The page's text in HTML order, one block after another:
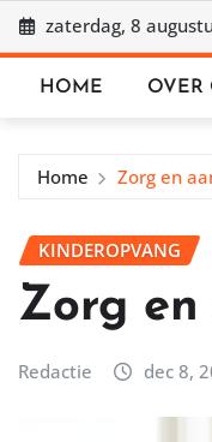
Ga
naar
zaterdag, 8
HOME OVER
Home Zorg en
KINDEROPVANG
Zorg
Redactie dec 8,